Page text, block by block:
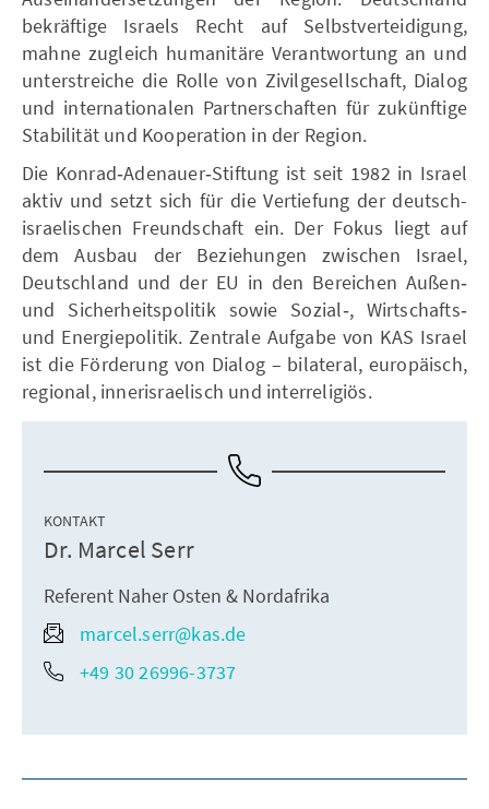
bekräftige Israels Recht auf Selbstverteidigung,
mahne zugleich humanitäre Verantwortung an und
unterstreiche die Rolle von Zivilgesellschaft, Dialog
und internationalen Partnerschaften für zukünftige
Stabilität und Kooperation in der Region.
Die Konrad‑Adenauer‑Stiftung ist seit 1982 in Israel
aktiv und setzt sich für die Vertiefung der deutsch-
israelischen Freundschaft ein. Der Fokus liegt auf
dem Ausbau der Beziehungen zwischen Israel,
Deutschland und der EU in den Bereichen Außen‑
und Sicherheitspolitik sowie Sozial‑, Wirtschafts‑
und Energiepolitik. Zentrale Aufgabe von KAS Israel
ist die Förderung von Dialog – bilateral, europäisch,
regional, innerisraelisch und interreligiös.
KONTAKT
Dr. Marcel Serr
Referent Naher Osten & Nordafrika
marcel.serr@kas.de
+49 30 26996-3737